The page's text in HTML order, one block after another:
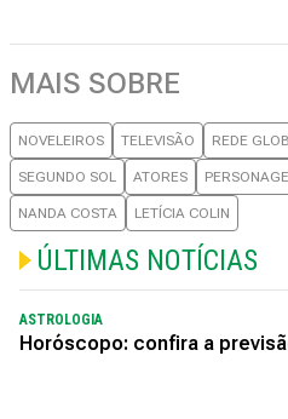
MAIS SOBRE
NOVELEIROS TELEVISÃO REDE
SEGUNDO SOL ATORES
NANDA COSTA LETÍCIA COLIN
ÚLTIMAS NOTÍCIAS
ASTROLOGIA
Horóscopo: confira a